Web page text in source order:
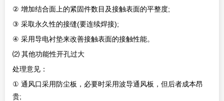
② 增加结合面上的紧固件数目及接触表面的平整度;
③ 采取永久性的接缝(要连续焊接);
④ 采用导电衬垫来改善接触表面的接触性能。
⑵ 其他功能性开孔过大
处理意见：
① 通风口采用防尘板，必要时采用波导通风板，但后者成本昂
贵;